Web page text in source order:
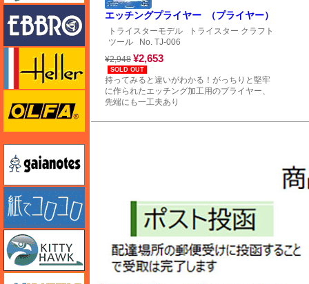
エッチングプライヤー （プライヤー）
トライスターモデル
トライスター クラフト
ツール No. TJ-006
¥2,948 ¥2,653
SOLD OUT
持ってみると違いがわかる！がっちりと堅牢
に作られたエッチング加工用のプライヤー、
先端にも一工夫あり
エブロ
オルファ
キティホーク